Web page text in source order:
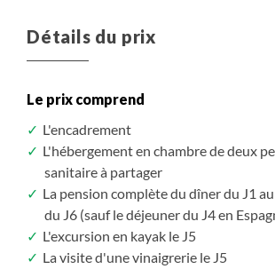
Détails du prix
Le prix comprend
L'encadrement
L'hébergement en chambre de deux
sanitaire à partager
La pension complète du dîner du J1
du J6 (sauf le déjeuner du J4 en
L'excursion en kayak le J5
La visite d'une vinaigrerie le J5